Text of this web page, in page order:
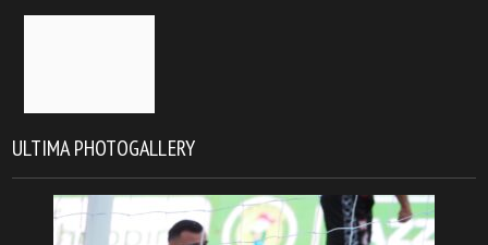
ULTIMA PHOTOGALLERY